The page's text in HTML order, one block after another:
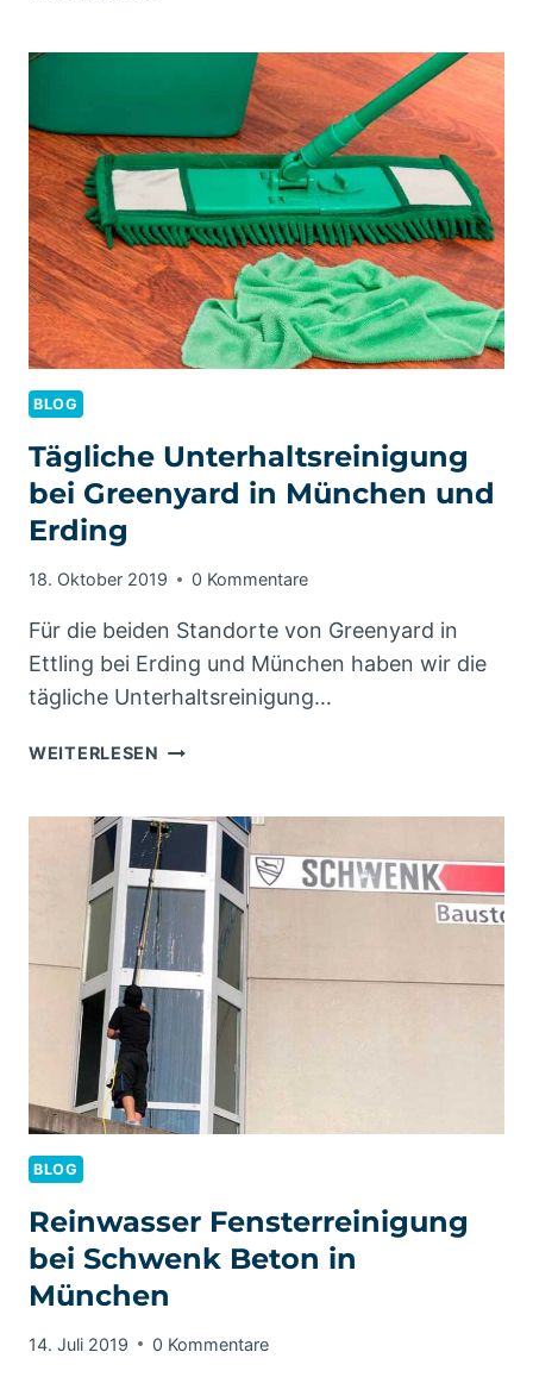
STAMMHAUS
IN
STARNBERG
BLOG
Tägliche Unterhaltsreinigung
bei Greenyard in München und
Erding
18. Oktober 2019 0 Kommentare
Für die beiden Standorte von Greenyard in
Ettling bei Erding und München haben wir die
tägliche Unterhaltsreinigung…
WEITERLESEN TÄGLICHE
GREENYARD
IN
MÜNCHEN
UND
ERDING
BLOG
Reinwasser Fensterreinigung
bei Schwenk Beton in
München
14. Juli 2019 0 Kommentare